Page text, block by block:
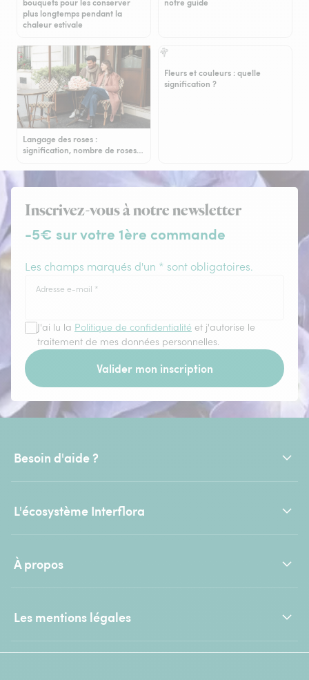
bouquets pour les conserver
plus longtemps pendant la
chaleur estivale
notre guide
Langage des roses :
signification, nombre de roses…
Fleurs et couleurs : quelle
signification ?
Inscrivez-vous à notre newsletter
-5€ sur votre 1ère commande
Les champs marqués d'un * sont obligatoires.
Adresse e-mail *
J'ai lu la Politique de confidentialité et j'autorise le
traitement de mes données personnelles.
Valider mon inscription
Besoin d'aide ?
L'écosystème Interflora
À propos
Les mentions légales